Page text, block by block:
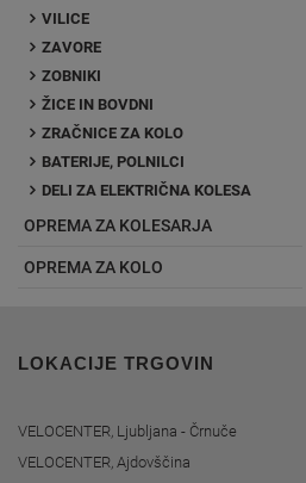
VILICE
ZAVORE
ZOBNIKI
ŽICE IN BOVDNI
ZRAČNICE ZA KOLO
BATERIJE, POLNILCI
DELI ZA ELEKTRIČNA KOLESA
OPREMA ZA KOLESARJA
OPREMA ZA KOLO
LOKACIJE TRGOVIN
VELOCENTER, Ljubljana - Črnuče
VELOCENTER, Ajdovščina